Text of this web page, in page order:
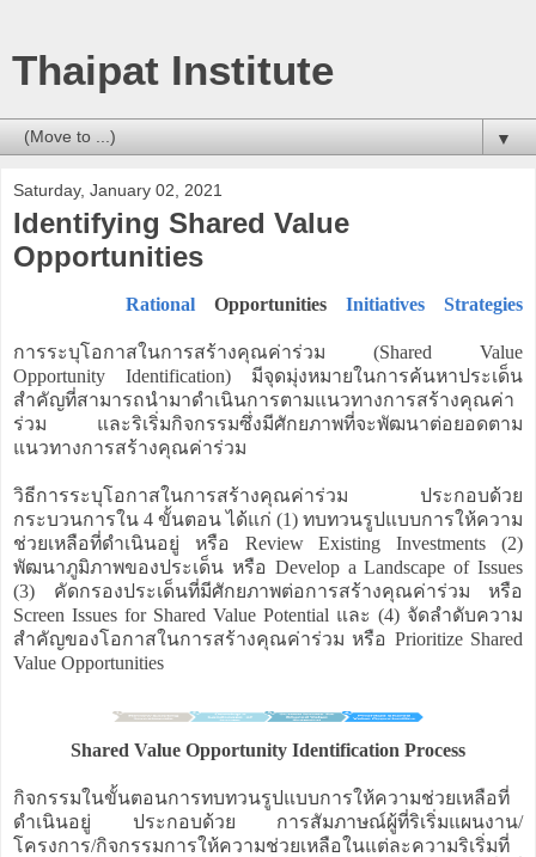
Thaipat Institute
▼
Saturday, January 02, 2021
Identifying Shared Value
Opportunities
Rational Opportunities Initiatives Strategies
การระบุโอกาสในการสร้างคุณค่าร่วม (Shared Value
Opportunity Identification) มีจุดมุ่งหมายในการค้นหาประเด็น
สำคัญที่สามารถนำมาดำเนินการตามแนวทางการสร้างคุณค่า
ร่วม และริเริ่มกิจกรรมซึ่งมีศักยภาพที่จะพัฒนาต่อยอดตาม
แนวทางการสร้างคุณค่าร่วม
วิธีการระบุโอกาสในการสร้างคุณค่าร่วม ประกอบด้วย
กระบวนการใน 4 ขั้นตอน ได้แก่ (1) ทบทวนรูปแบบการให้ความ
ช่วยเหลือที่ดำเนินอยู่ หรือ Review Existing Investments (2)
พัฒนาภูมิภาพของประเด็น หรือ Develop a Landscape of Issues
(3) คัดกรองประเด็นที่มีศักยภาพต่อการสร้างคุณค่าร่วม หรือ
Screen Issues for Shared Value Potential และ (4) จัดลำดับความ
สำคัญของโอกาสในการสร้างคุณค่าร่วม หรือ Prioritize Shared
Value Opportunities
Shared Value Opportunity Identification Process
กิจกรรมในขั้นตอนการทบทวนรูปแบบการให้ความช่วยเหลือที่
ดำเนินอยู่ ประกอบด้วย การสัมภาษณ์ผู้ที่ริเริ่มแผนงาน/
โครงการ/กิจกรรมการให้ความช่วยเหลือในแต่ละความริเริ่มที่